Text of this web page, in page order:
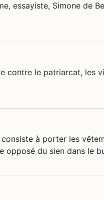
essayiste, Simone de
contre le patriarcat, les
à porter les
opposé du sien dans le